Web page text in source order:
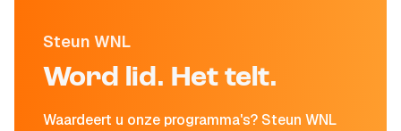
Steun WNL
Word lid. Het telt.
Waardeert u onze programma's? Steun WNL